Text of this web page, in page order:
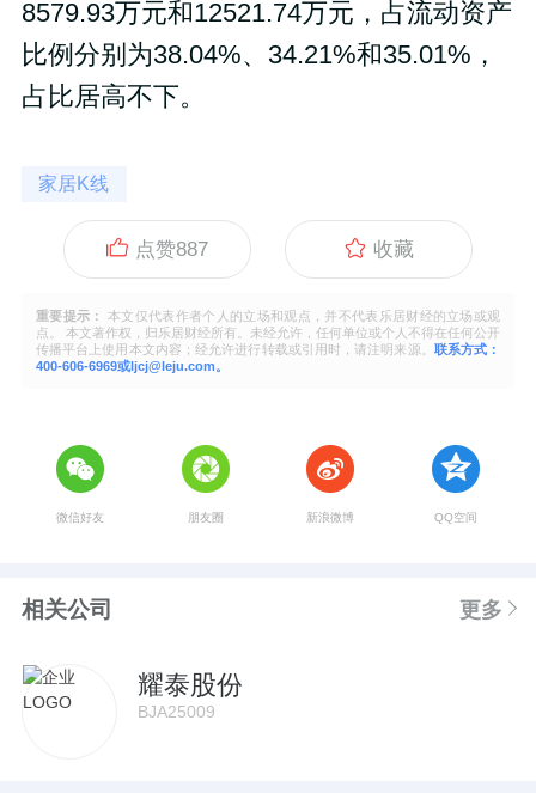
8579.93万元和12521.74万元，占流动资产
比例分别为38.04%、34.21%和35.01%，
占比居高不下。
家居K线
点赞887 收藏
重要提示：
本文仅代表作者个人的立场和观点，并不代表乐居财经的立场或观
点。 本文著作权，归乐居财经所有。未经允许，任何单位或个人不得在任何公开
传播平台上使用本文内容；经允许进行转载或引用时，请注明来源。 联系方式：
400-606-6969或ljcj@leju.com。
微信好友 朋友圈 新浪微博 QQ空间
相关公司 更多
耀泰股份
BJA25009